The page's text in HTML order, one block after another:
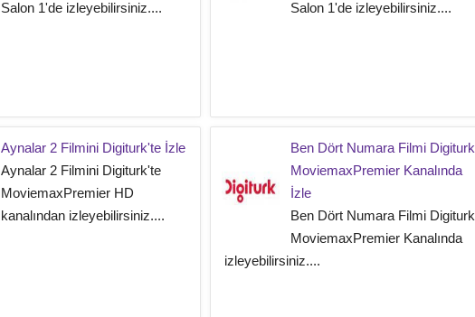
Salon 1'de izleyebilirsiniz....
Salon 1'de izleyebilirsiniz....
Aynalar 2 Filmini Digiturk'te İzle
Aynalar 2 Filmini Digiturk'te
MoviemaxPremier HD
kanalından izleyebilirsiniz....
Ben Dört Numara Filmi Digiturk
MoviemaxPremier Kanalında
İzle
Ben Dört Numara Filmi Digiturk
MoviemaxPremier Kanalında
izleyebilirsiniz....